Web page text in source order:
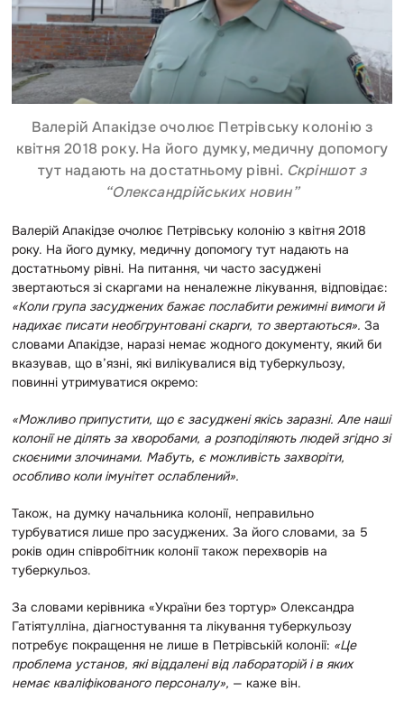
Валерій Апакідзе очолює Петрівську колонію з
квітня 2018 року. На його думку, медичну допомогу
тут надають на достатньому рівні. Скріншот з
“Олександрійських новин”
Валерій Апакідзе очолює Петрівську колонію з квітня 2018
року. На його думку, медичну допомогу тут надають на
достатньому рівні. На питання, чи часто засуджені
звертаються зі скаргами на неналежне лікування, відповідає:
«Коли група засуджених бажає послабити режимні вимоги й
надихає писати необгрунтовані скарги, то звертаються». За
словами Апакідзе, наразі немає жодного документу, який би
вказував, що в’язні, які вилікувалися від туберкульозу,
повинні утримуватися окремо:
«Можливо припустити, що є засуджені якісь заразні. Але наші
колонії не ділять за хворобами, а розподіляють людей згідно зі
скоєними злочинами. Мабуть, є можливість захворіти,
особливо коли імунітет ослаблений».
Також, на думку начальника колонії, неправильно
турбуватися лише про засуджених. За його словами, за 5
років один співробітник колонії також перехворів на
туберкульоз.
За словами керівника «України без тортур» Олександра
Гатіятулліна, діагностування та лікування туберкульозу
потребує покращення не лише в Петрівській колонії: «Це
проблема установ, які віддалені від лабораторій і в яких
немає кваліфікованого персоналу», — каже він.